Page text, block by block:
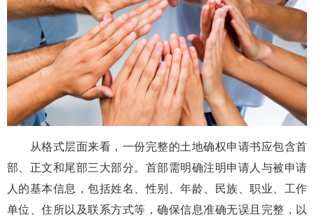
从格式层面来看，一份完整的土地确权申请书应包含首
部、正文和尾部三大部分。首部需明确注明申请人与被申请
人的基本信息，包括姓名、性别、年龄、民族、职业、工作
单位、住所以及联系方式等，确保信息准确无误且完整，以